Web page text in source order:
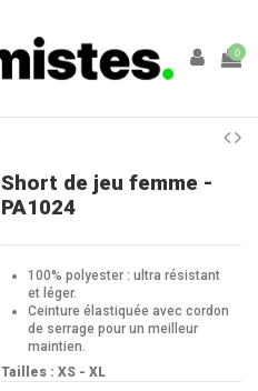
0
Short de jeu femme -
PA1024
100% polyester : ultra résistant
et léger.
Ceinture élastiquée avec cordon
de serrage pour un meilleur
maintien.
Tailles : XS - XL